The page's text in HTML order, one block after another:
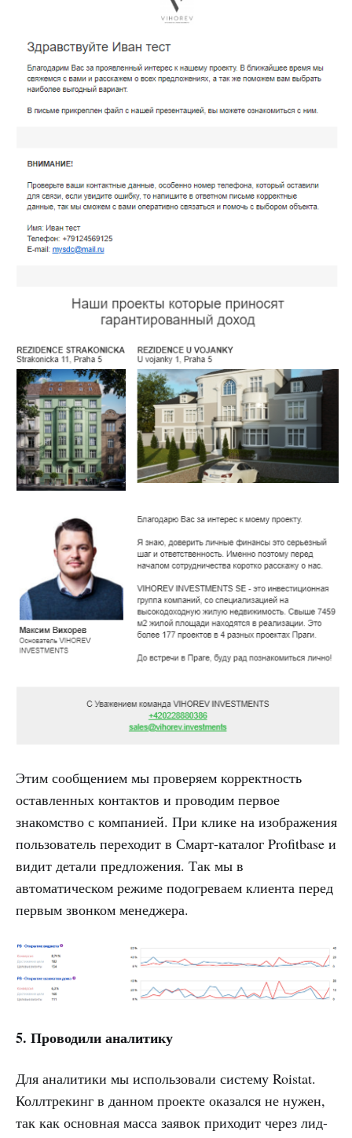
Этим сообщением мы проверяем корректность
оставленных контактов и проводим первое
знакомство с компанией. При клике на изображения
пользователь переходит в Смарт-каталог Profitbase и
видит детали предложения. Так мы в
автоматическом режиме подогреваем клиента перед
первым звонком менеджера.
5. Проводили аналитику
Для аналитики мы использовали систему Roistat.
Коллтрекинг в данном проекте оказался не нужен,
так как основная масса заявок приходит через лид-